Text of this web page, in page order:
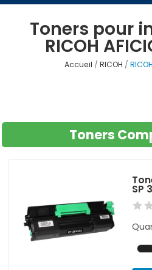
Toners pour
RICOH
Accueil RICOH
Toners
SP